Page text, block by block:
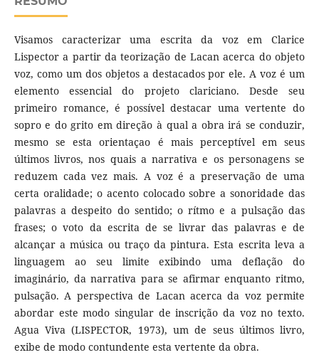
Visamos caracterizar uma escrita da voz em Clarice
Lispector a partir da teorização de Lacan acerca do objeto
voz, como um dos objetos a destacados por ele. A voz é um
elemento essencial do projeto clariciano. Desde seu
primeiro romance, é possível destacar uma vertente do
sopro e do grito em direção à qual a obra irá se conduzir,
mesmo se esta orientaçao é mais perceptível em seus
últimos livros, nos quais a narrativa e os personagens se
reduzem cada vez mais. A voz é a preservação de uma
certa oralidade; o acento colocado sobre a sonoridade das
palavras a despeito do sentido; o rítmo e a pulsação das
frases; o voto da escrita de se livrar das palavras e de
alcançar a música ou traço da pintura. Esta escrita leva a
linguagem ao seu limite exibindo uma deflação do
imaginário, da narrativa para se afirmar enquanto ritmo,
pulsação. A perspectiva de Lacan acerca da voz permite
abordar este modo singular de inscrição da voz no texto.
Agua Viva (LISPECTOR, 1973), um de seus últimos livro,
exibe de modo contundente esta vertente da obra.